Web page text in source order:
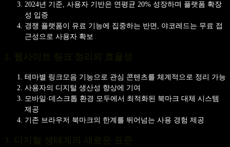
2024년 기준, 사용자 기반은 연평균 20% 성장하며 플랫폼 확장
성 입증
경쟁 플랫폼이 유료 기능에 집중하는 반면, 야코레드는 무료 접
근성으로 사용자 확보
테마별 링크모음 기능으로 관심 콘텐츠를 체계적으로 정리 가능
사용자의 디지털 생산성 향상에 기여
모바일·데스크톱 환경 모두에서 최적화된 북마크 대체 시스템
제공
기존 브라우저 북마크의 한계를 뛰어넘는 사용 경험 제공